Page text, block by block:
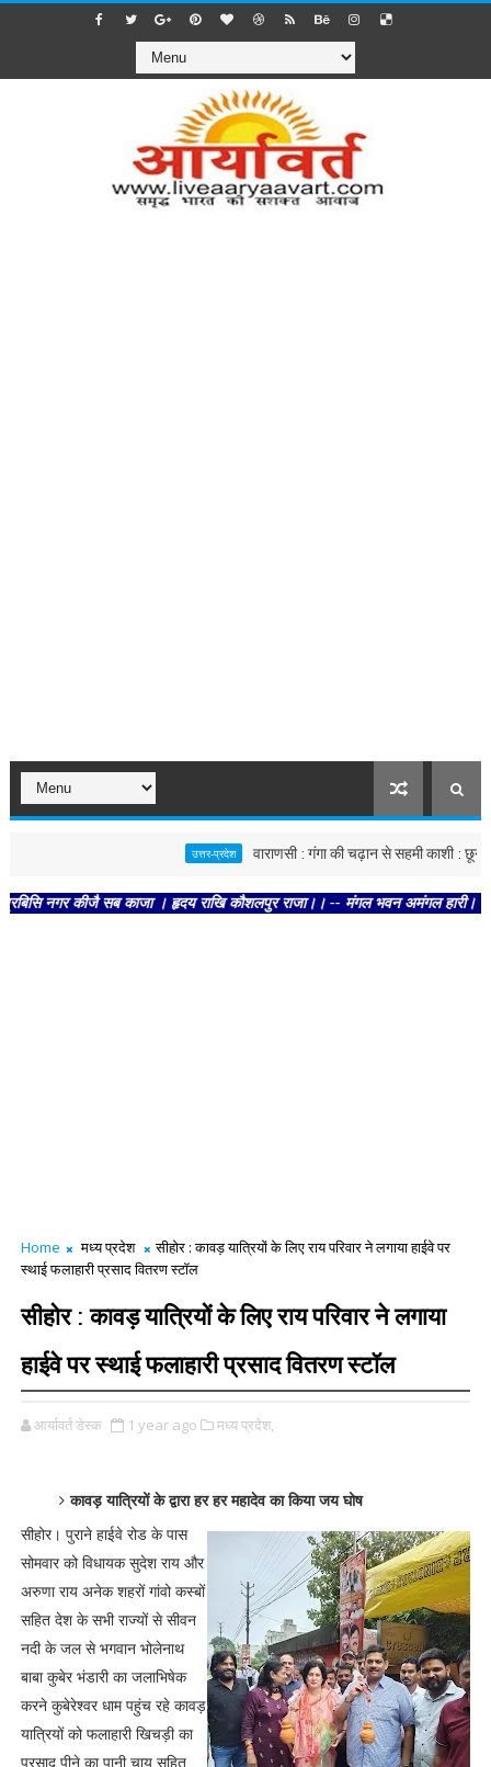
उत्तर-प्रदेश वाराणसी : गंगा की चढ़ान से सहमी काशी : छूने को
नगर कीजै सब काजा । हृदय राखि कौशलपुर राजा।। -- मंगल भवन अमंगल हारी। द्रवहु
Home मध्य प्रदेश
सीहोर : कावड़ यात्रियों के लिए राय परिवार ने लगाया हाईवे पर
स्थाई फलाहारी प्रसाद वितरण स्टॉल
सीहोर : कावड़ यात्रियों के लिए राय परिवार ने लगाया
हाईवे पर स्थाई फलाहारी प्रसाद वितरण स्टॉल
आर्यावर्त डेस्क 1 year ago मध्य प्रदेश,
कावड़ यात्रियों के द्वारा हर हर महादेव का किया जय घोष
सीहोर। पुराने हाईवे रोड के पास
सोमवार को विधायक सुदेश राय और
अरुणा राय अनेक शहरों गांवो कस्बों
सहित देश के सभी राज्यों से सीवन
नदी के जल से भगवान भोलेनाथ
बाबा कुबेर भंडारी का जलाभिषेक
करने कुबेरेश्वर धाम पहुंच रहे कावड़
यात्रियों को फलाहारी खिचड़ी का
प्रसाद पीने का पानी चाय सहित